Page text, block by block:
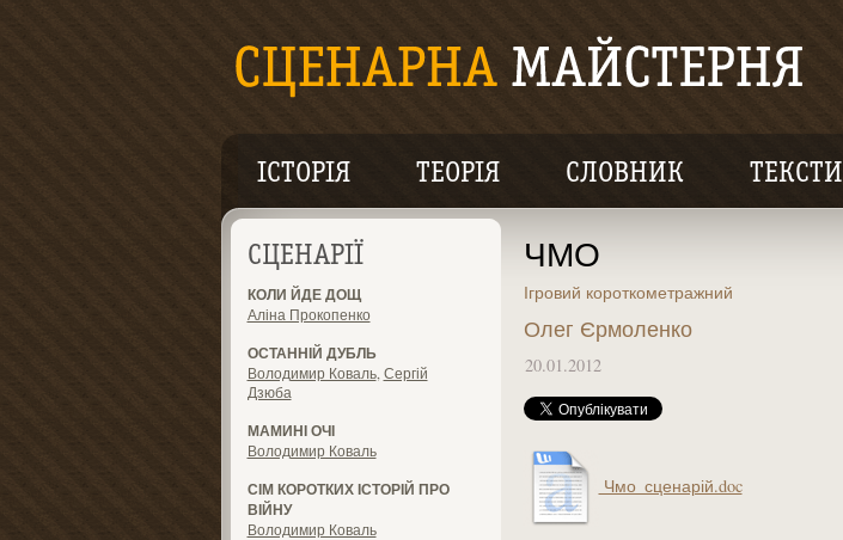
ІСТОРІЯ ТЕОРІЯ СЛОВНИК ТЕКСТИ
СЦЕНАРІЇ
КОЛИ ЙДЕ ДОЩ
Аліна Прокопенко
ОСТАННІЙ ДУБЛЬ
Володимир Коваль, Сергій
Дзюба
МАМИНІ ОЧІ
Володимир Коваль
СІМ КОРОТКИХ ІСТОРІЙ ПРО
ВІЙНУ
Володимир Коваль
ЧМО
Ігровий короткометражний
Олег Єрмоленко
20.01.2012
Чмо_сценарій.doc